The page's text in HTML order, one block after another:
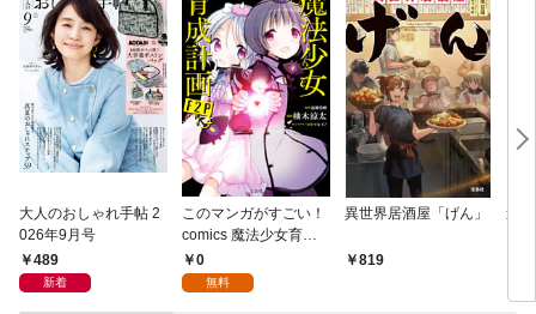
大人のおしゃれ手帖 2
026年9月号
489
新着
このマンガがすごい！
comics 魔法少女育成
計画F2P 【単話版】第
1話
0
無料
異世界居酒屋「げん」
819
連